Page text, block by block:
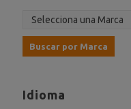
Idioma